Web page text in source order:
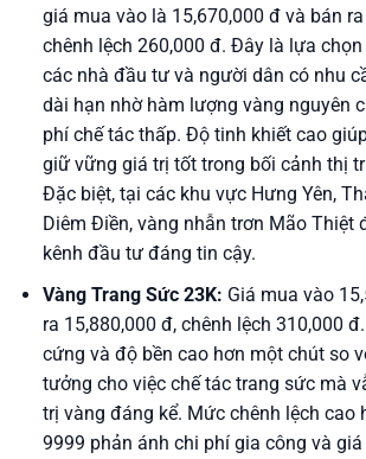
giá mua vào là 15,670,000 đ và bán
chênh lệch 260,000 đ. Đây là lựa
các nhà đầu tư và người dân có nhu
dài hạn nhờ hàm lượng vàng nguyên
phí chế tác thấp. Độ tinh khiết cao
giữ vững giá trị tốt trong bối cảnh thị
Đặc biệt, tại các khu vực Hưng Yên,
Diêm Điền, vàng nhẫn trơn Mão Thiệt
kênh đầu tư đáng tin cậy.
Vàng Trang Sức 23K: Giá mua vào
ra 15,880,000 đ, chênh lệch 310,000
cứng và độ bền cao hơn một chút so
tưởng cho việc chế tác trang sức mà
trị vàng đáng kể. Mức chênh lệch cao
9999 phản ánh chi phí gia công và